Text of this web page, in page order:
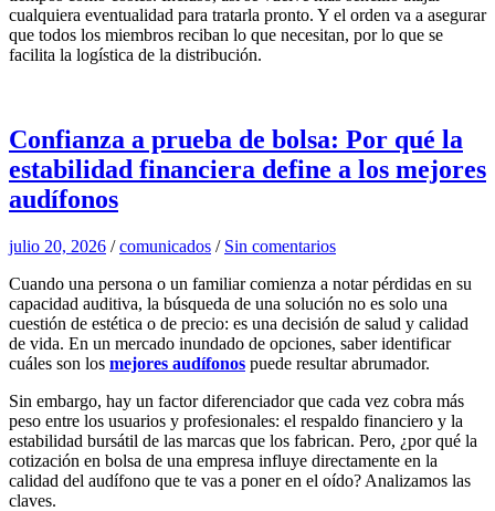
cualquiera eventualidad para tratarla pronto. Y el orden va a asegurar
que todos los miembros reciban lo que necesitan, por lo que se
facilita la logística de la distribución.
Confianza a prueba de bolsa: Por qué la
estabilidad financiera define a los mejores
audífonos
julio 20, 2026 /comunicados / Sin comentarios
Cuando una persona o un familiar comienza a notar pérdidas en su
capacidad auditiva, la búsqueda de una solución no es solo una
cuestión de estética o de precio: es una decisión de salud y calidad
de vida. En un mercado inundado de opciones, saber identificar
cuáles son los mejores audífonos puede resultar abrumador.
Sin embargo, hay un factor diferenciador que cada vez cobra más
peso entre los usuarios y profesionales: el respaldo financiero y la
estabilidad bursátil de las marcas que los fabrican. Pero, ¿por qué la
cotización en bolsa de una empresa influye directamente en la
calidad del audífono que te vas a poner en el oído? Analizamos las
claves.